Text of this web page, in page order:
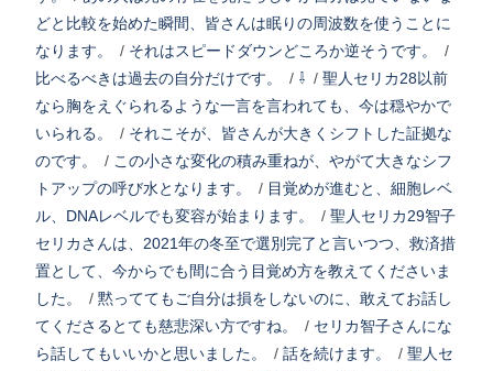
どと比較を始めた瞬間、皆さんは眠りの周波数を使うことに
なります。
/ それはスピードダウンどころか逆そうです。
/
比べるべきは過去の自分だけです。
/ ⇩ / 聖人セリカ28以前
なら胸をえぐられるような一言を言われても、今は穏やかで
いられる。
/ それこそが、皆さんが大きくシフトした証拠な
のです。
/ この小さな変化の積み重ねが、やがて大きなシフ
トアップの呼び水となります。
/ 目覚めが進むと、細胞レベ
ル、DNAレベルでも変容が始まります。
/ 聖人セリカ29智子
セリカさんは、2021年の冬至で選別完了と言いつつ、救済措
置として、今からでも間に合う目覚め方を教えてくださいま
した。
/ 黙っててもご自分は損をしないのに、敢えてお話し
てくださるとても慈悲深い方ですね。
/ セリカ智子さんにな
ら話してもいいかと思いました。
/ 話を続けます。 / 聖人セ